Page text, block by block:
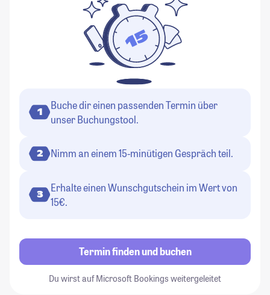
1
Buche dir einen passenden Termin über
unser Buchungstool.
2 Nimm an einem 15-minütigen Gespräch teil.
3
Erhalte einen Wunschgutschein im Wert von
15€.
Termin finden und buchen
Du wirst auf Microsoft Bookings weitergeleitet